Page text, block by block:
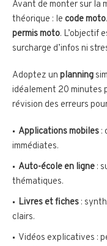
Avant de monter sur la
théorique : le code moto
permis moto. L’objectif
surcharge d’infos ni
Adoptez un planning
idéalement 20 minutes
révision des erreurs
Applications mobiles :
immédiates.
Auto-école en ligne :
thématiques.
Livres et fiches :
clairs.
Vidéos explicatives :